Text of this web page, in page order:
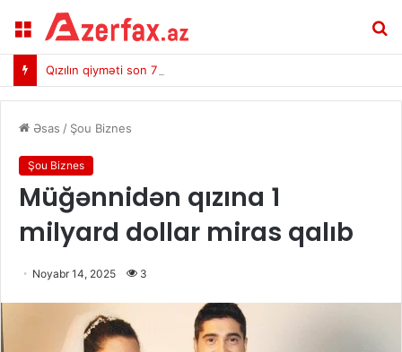
Menu
Qızılın qiyməti son 7 həftənin ən yüksək həddinə çatdı
Əsas / Şou Biznes
Şou Biznes
Müğənnidən qızına 1
milyard dollar miras qalıb
Noyabr 14, 2025 3